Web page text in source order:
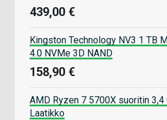
439,00 €
Kingston Technology NV3 1 TB
4.0 NVMe 3D NAND
158,90 €
AMD Ryzen 7 5700X suoritin 3,4
Laatikko